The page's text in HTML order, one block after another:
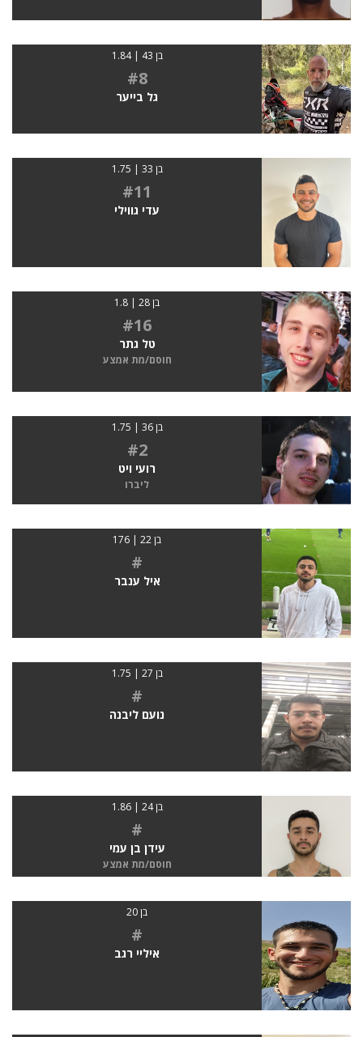
בן 43 | 1.84
#8
גל בייער
בן 33 | 1.75
#11
עדי גווילי
בן 28 | 1.8
#16
טל גתר
חוסם/מת אמצע
בן 36 | 1.75
#2
רועי ויט
ליברו
בן 22 | 176
#
איל ענבר
בן 27 | 1.75
#
נועם ליבנה
בן 24 | 1.86
#
עידן בן עמי
חוסם/מת אמצע
בן 20
#
איליי רגב